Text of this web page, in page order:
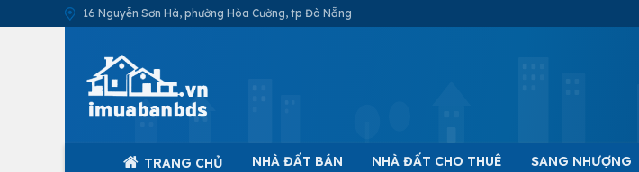
16 Nguyễn Sơn Hà, phường Hòa Cường, tp Đà Nẵng
TRANG CHỦ NHÀ ĐẤT BÁN NHÀ ĐẤT CHO THUÊ SANG NHƯỢNG